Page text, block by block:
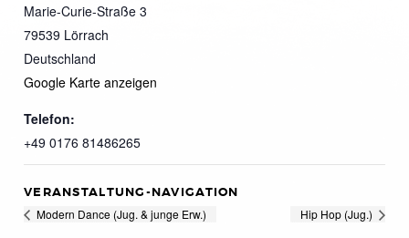
Marie-Curie-Straße 3
79539 Lörrach
Deutschland
Google Karte anzeigen
Telefon:
+49 0176 81486265
VERANSTALTUNG-NAVIGATION
Modern Dance (Jug. & junge Erw.) Hip Hop (Jug.)